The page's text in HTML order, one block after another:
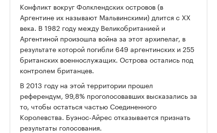
Конфликт вокруг Фолклендских островов (в
Аргентине их называют Мальвинскими) длится с XX
века. В 1982 году между Великобританией и
Аргентиной произошла война за этот архипелаг, в
результате которой погибли 649 аргентинских и 255
британских военнослужащих. Острова остались под
контролем британцев.
В 2013 году на этой территории прошел
референдум, 99,8% проголосовавших высказались за
то, чтобы остаться частью Соединенного
Королевства. Буэнос-Айрес отказывается признать
результаты голосования.